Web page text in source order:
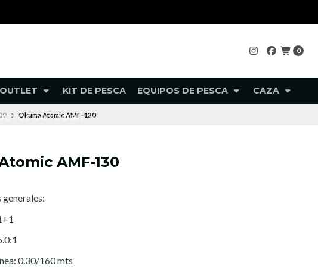
0
KIT DE PESCA EQUIPOS DE PESCA CAZA
OUTDOOR
Okuma Atomic AMF-130
AMF-130
0.30/160 mts